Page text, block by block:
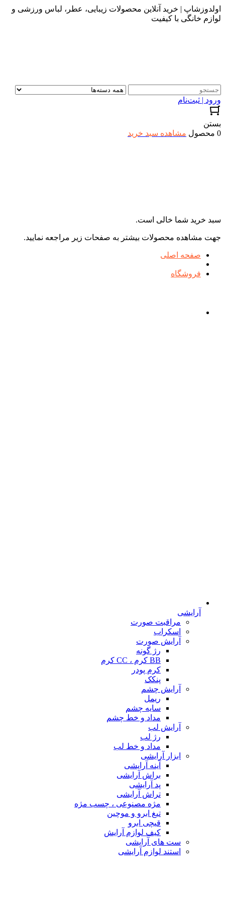
اولدوزشاپ | خرید آنلاین محصولات زیبایی، عطر، لباس ورزشی و
لوازم خانگی با کیفیت
ورود | ثبت‌نام
بستن
0 محصول
مشاهده سبد خرید
سبد خرید شما خالی است.
جهت مشاهده محصولات بیشتر به صفحات زیر مراجعه نمایید.
صفحه اصلی
فروشگاه
آرایشی
مراقبت صورت
اسکراب
آرایش صورت
رژ گونه
BB کرم ، CC کرم
کرم پودر
پنکک
آرایش چشم
ریمل
سایه چشم
مداد و خط چشم
آرایش لب
رژ لب
مداد و خط لب
ابزار آرایشی
آینه آرایشی
براش آرایشی
پد آرایشی
تراش آرایشی
مژه مصنوعی ، چسب مژه
تیغ ابرو و موچین
قیچی ابرو
کیف لوازم آرایش
ست های آرایشی
استند لوازم آرایشی